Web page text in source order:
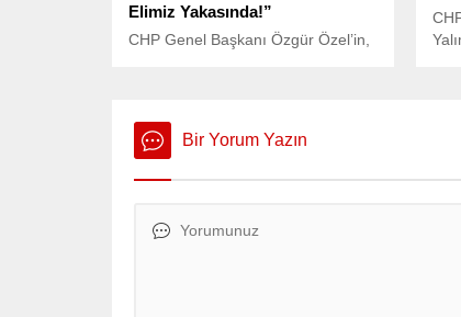
Elimiz Yakasında!”
CHP Genel Başkanı Özgür Özel’in,
önünde uğradığı saldırı Türkiye
gündemine oturdu.
Bir Yorum Yazın